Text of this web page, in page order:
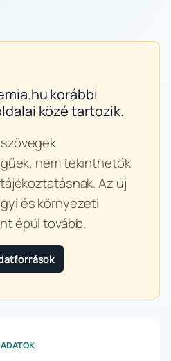
korábbi
közé tartozik.
nem tekinthetők
Az új
és környezeti
épül tovább.